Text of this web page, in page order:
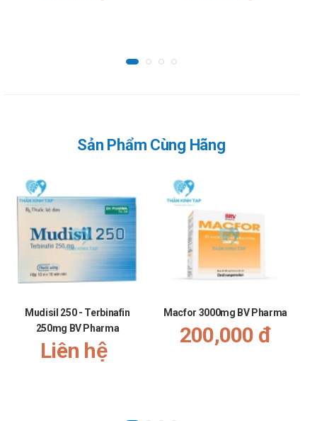
Lái xe và vận hành máy móc:
Không vận hành máy móc, tàu xe khi đang dùng thuốc.
Cách bảo quản Transda-S
Nơi khô ráo, nhiệt độ không quá 30°C, tránh ánh sáng.
Nguồn: https://dichvucong.dav.gov.vn/congbothuoc/index
Video về Transda-S
Sản Phẩm Cùng Hãng
Mudisil 250 - Terbinafin
250mg BV Pharma
Liên hệ
Macfor 3000mg BV Pharma
200,000 đ